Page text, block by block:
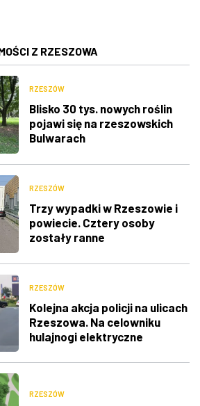
Z RZESZOWA
RZESZÓW
Blisko 30 tys. nowych roślin
pojawi się na rzeszowskich
Bulwarach
RZESZÓW
Trzy wypadki w Rzeszowie i
powiecie. Cztery osoby
zostały ranne
RZESZÓW
Kolejna akcja policji na ulicach
Rzeszowa. Na celowniku
hulajnogi elektryczne
RZESZÓW